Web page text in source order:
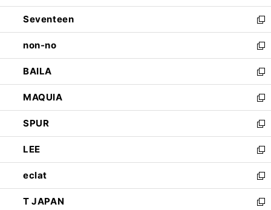
開
く
ウ
で
開
く
ン
ド
ウ
で
開
く
Seventeen
新
し
い
ウ
ィ
ン
ド
ウ
で
開
く
non-no
新
し
い
ウ
ィ
ン
ド
ウ
で
開
く
BAILA
新
し
い
ウ
ィ
ン
ド
ウ
で
開
く
MAQUIA
新
し
い
ウ
ィ
ン
ド
ウ
で
SPUR
新
し
い
ウ
ィ
ン
ド
LEE
新
し
い
ウ
ィ
eclat
新
し
い
T JAPAN
新